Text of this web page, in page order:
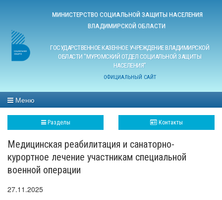
МИНИСТЕРСТВО СОЦИАЛЬНОЙ ЗАЩИТЫ НАСЕЛЕНИЯ
ВЛАДИМИРСКОЙ ОБЛАСТИ
ГОСУДАРСТВЕННОЕ КАЗЕННОЕ УЧРЕЖДЕНИЕ ВЛАДИМИРСКОЙ
ОБЛАСТИ "МУРОМСКИЙ ОТДЕЛ СОЦИАЛЬНОЙ ЗАЩИТЫ
НАСЕЛЕНИЯ"
ОФИЦИАЛЬНЫЙ САЙТ
Меню
Разделы Контакты
Медицинская реабилитация и санаторно-
курортное лечение участникам специальной
военной операции
27.11.2025